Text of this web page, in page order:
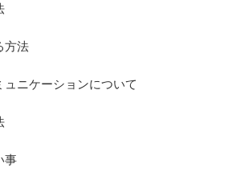
方法
ニケーションについて
事